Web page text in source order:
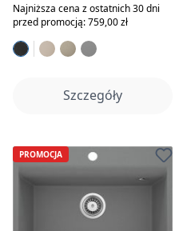
Najniższa cena z ostatnich 30 dni
przed promocją: 759,00 zł
Szczegóły
PROMOCJA